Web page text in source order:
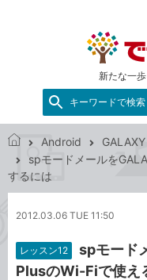
新たな一
キーワードで検索
で
き
ッ
Android
GALAXY
spモードメールを
するには
2012.03.06 TUE 11:50
レッスン12
spモード
PlusのWi-Fiで使え